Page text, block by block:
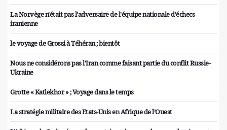
La Norvège n'était pas l'adversaire de l'équipe nationale d'échecs
iranienne
le voyage de Grossi à Téhéran ; bientôt
Nous ne considérons pas l'Iran comme faisant partie du conflit Russie-
Ukraine
Grotte « Katlekhor » ; Voyage dans le temps
La stratégie militaire des Etats-Unis en Afrique de l’Ouest